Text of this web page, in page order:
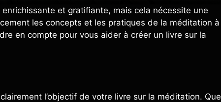
et gratifiante, mais cela nécessite une
les concepts et les pratiques de la méditation à
en compte pour vous aider à créer un livre sur la
l’objectif de votre livre sur la méditation.